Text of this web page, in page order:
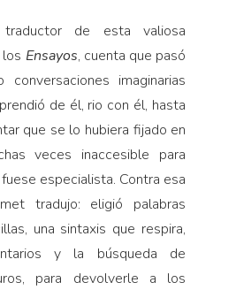
traductor de esta valiosa
Ensayos, cuenta que pasó
conversaciones imaginarias
de él, rio con él, hasta
que se lo hubiera fijado en
veces inaccesible para
especialista. Contra esa
tradujo: eligió palabras
una sintaxis que respira,
y la búsqueda de
para devolverle a los